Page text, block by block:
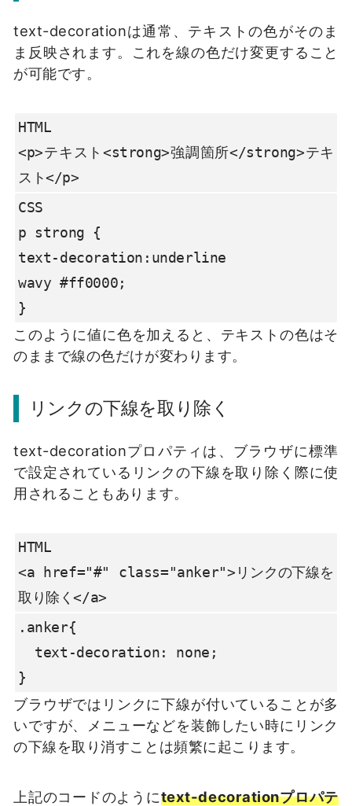
text-decorationは通常、テキストの色がそのま
ま反映されます。これを線の色だけ変更すること
が可能です。
HTML
<p>テキスト<strong>強調箇所</strong>テキ
スト</p>
CSS
p strong {
text-decoration:underline
wavy #ff0000;
}
このように値に色を加えると、テキストの色はそ
のままで線の色だけが変わります。
リンクの下線を取り除く
text-decorationプロパティは、ブラウザに標準
で設定されているリンクの下線を取り除く際に使
用されることもあります。
HTML
<a href="#" class="anker">リンクの下線を
取り除く</a>
.anker{
}
ブラウザではリンクに下線が付いていることが多
いですが、メニューなどを装飾したい時にリンク
の下線を取り消すことは頻繁に起こります。
上記のコードのようにtext-decorationプロパテ